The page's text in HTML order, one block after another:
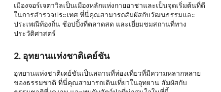
เมืองจอร์เจตาวิลเป็นเมืองหลักแห่งกายอาชาและเป็นจุดเริ่มต้นที่ดี
ในการสำรวจประเทศ ที่นี่คุณสามารถสัมผัสกับวัฒนธรรมและ
ประเพณีท้องถิ่น ช้อปปิ้งที่ตลาดสด และเยี่ยมชมสถานที่ทาง
ประวัติศาสตร์
2. อุทยานแห่งชาติเคย์ชัน
อุทยานแห่งชาติเคย์ชันเป็นสถานที่ท่องเที่ยวที่มีความหลากหลาย
ของธรรมชาติ ที่นี่คุณสามารถเดินเที่ยวในอุทยาน สัมผัสกับ